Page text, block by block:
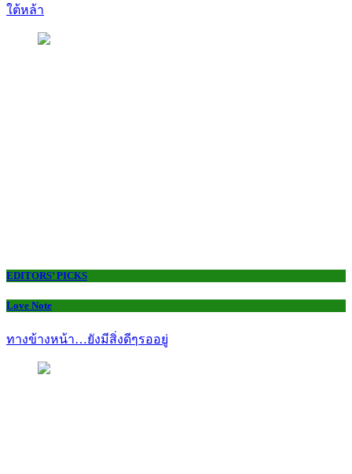
ใต้หล้า
EDITORS’ PICKS
Love Note
ทางข้างหน้า…ยังมีสิ่งดีๆรออยู่